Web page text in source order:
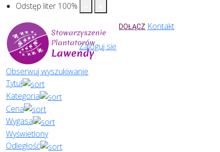
Odstęp liter 100%
DOŁĄCZ Kontakt
Zaloguj się
Obserwuj wyszukiwanie
Tytuł
Kategoria
Cena
Wygasa
Wyświetlony
Odległość